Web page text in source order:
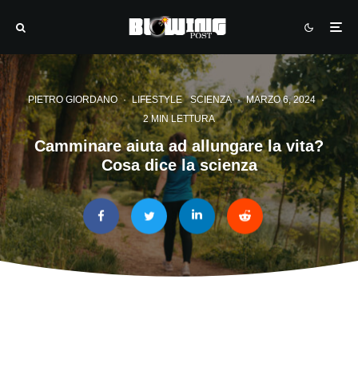
PIETRO GIORDANO · LIFESTYLE SCIENZA · MARZO 6, 2024 ·
2 MIN LETTURA
Camminare aiuta ad allungare la vita?
Cosa dice la scienza